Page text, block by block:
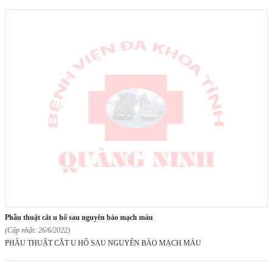
phẫu thuật cắt u hố sau nguyên bào mạch máu
(Cập nhật: 26/6/2022)
PHẪU THUẬT CẮT U HỐ SAU NGUYÊN BÀO MẠCH MÁU